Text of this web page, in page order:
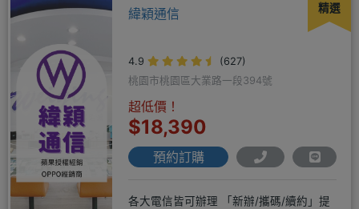
精選
緯穎通信
4.9
(627)
桃園市桃園區大業路一段394號
超低價！
$18,390
預約訂購
各大電信皆可辦理 「新辦/攜碼/續約」提